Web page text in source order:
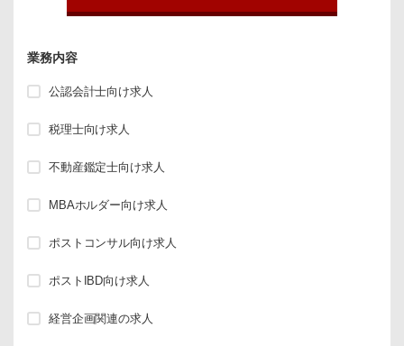
業務内容
公認会計士向け求人
税理士向け求人
不動産鑑定士向け求人
MBAホルダー向け求人
ポストコンサル向け求人
ポストIBD向け求人
経営企画関連の求人